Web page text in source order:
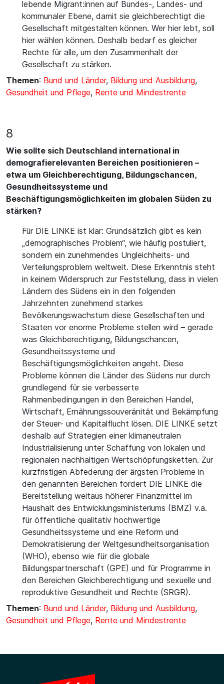
lebende Migrant:innen auf Bundes-, Landes- und
kommunaler Ebene, damit sie gleichberechtigt die
Gesellschaft mitgestalten können. Wer hier lebt, soll
hier wählen können. Deshalb bedarf es gleicher
Rechte für alle, um den Zusammenhalt der
Gesellschaft zu stärken.
Themen: Bund und Länder, Bildung und Ausbildung,
Gesundheit und Pflege, Rente und Mindestrente
8
Wie sollte sich Deutschland international in
demografierelevanten Bereichen positionieren –
etwa um Gleichberechtigung, Bildungschancen,
Gesundheitssysteme und
Beschäftigungsmöglichkeiten im globalen Süden zu
stärken?
Für DIE LINKE ist klar: Grundsätzlich gibt es kein
„demographisches Problem“, wie häufig postuliert,
sondern ein zunehmendes Ungleichheits- und
Verteilungsproblem weltweit. Diese Erkenntnis steht
in keinem Widerspruch zur Feststellung, dass in vielen
Ländern des Südens ein in den folgenden
Jahrzehnten zunehmend starkes
Bevölkerungswachstum diese Gesellschaften und
Staaten vor enorme Probleme stellen wird – gerade
was Gleichberechtigung, Bildungschancen,
Gesundheitssysteme und
Beschäftigungsmöglichkeiten angeht. Diese
Probleme können die Länder des Südens nur durch
grundlegend für sie verbesserte
Rahmenbedingungen in den Bereichen Handel,
Wirtschaft, Ernährungssouveränität und Bekämpfung
der Steuer- und Kapitalflucht lösen. DIE LINKE setzt
deshalb auf Strategien einer klimaneutralen
Industrialisierung unter Schaffung von lokalen und
regionalen nachhaltigen Wertschöpfungsketten. Zur
kurzfristigen Abfederung der ärgsten Probleme in
den genannten Bereichen fordert DIE LINKE die
Bereitstellung weitaus höherer Finanzmittel im
Haushalt des Entwicklungsministeriums (BMZ) v.a.
für öffentliche qualitativ hochwertige
Gesundheitssysteme und eine Reform und
Demokratisierung der Weltgesundheitsorganisation
(WHO), ebenso wie für die globale
Bildungspartnerschaft (GPE) und für Programme in
den Bereichen Gleichberechtigung und sexuelle und
reproduktive Gesundheit und Rechte (SRGR).
Themen: Bund und Länder, Bildung und Ausbildung,
Gesundheit und Pflege, Rente und Mindestrente